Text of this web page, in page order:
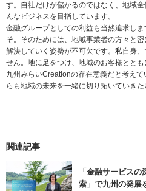
す。自社だけが儲かるのではなく、地域
んなビジネスを目指しています。
金融グループとしての利益も当然追求し
そ。そのためには、地域事業者の方々と
解決していく姿勢が不可欠です。私自身
せん。地に足をつけ、地域のお客様ととも
九州みらいCreationの存在意義だと考え
らも地域の未来を一緒に切り拓いていきた
関連記事
「金融サービス
索」で九州の発展